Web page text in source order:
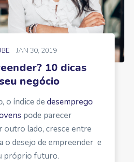
- JAN 30, 2019
10 dicas
negócio
o índice de desemprego
pode parecer
outro lado, cresce entre
o desejo de empreender e
próprio futuro.